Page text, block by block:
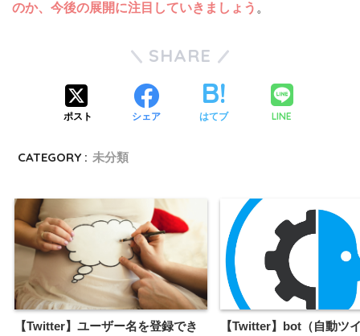
のか、今後の展開に注目していきましょう 。
SHARE
ポスト シェア はてブ LINE
CATEGORY : 未分類
【Twitter】ユーザー名を登録でき
【Twitter】bot（自動ツ